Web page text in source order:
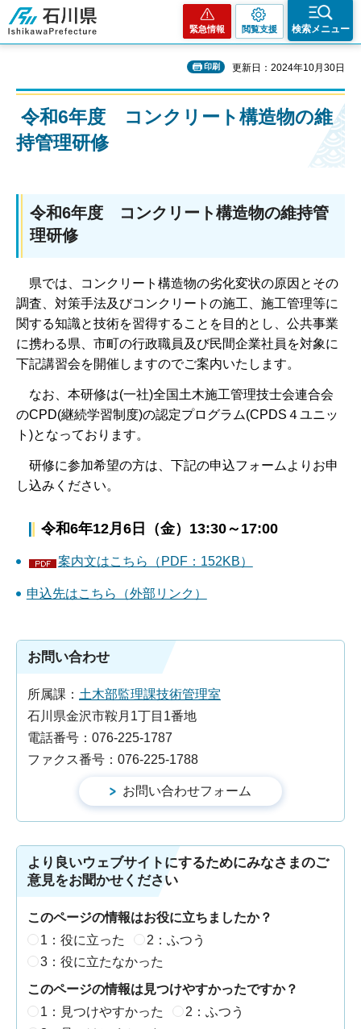
石川県
緊急情報 閲覧支援 検索メニュー
印刷 更新日：2024年10月30日
令和6年度 コンクリート構造物の維
持管理研修
令和6年度 コンクリート構造物の維持管
理研修
県では、コンクリート構造物の劣化変状の原因とその
調査、対策手法及びコンクリートの施工、施工管理等に
関する知識と技術を習得することを目的とし、公共事業
に携わる県、市町の行政職員及び民間企業社員を対象に
下記講習会を開催しますのでご案内いたします。
なお、本研修は(一社)全国土木施工管理技士会連合会
のCPD(継続学習制度)の認定プログラム(CPDS４ユニッ
ト)となっております。
研修に参加希望の方は、下記の申込フォームよりお申
し込みください。
令和6年12月6日（金）13:30～17:00
案内文はこちら（PDF：152KB）
申込先はこちら（外部リンク）
お問い合わせ
所属課： 土木部監理課技術管理室
石川県金沢市鞍月1丁目1番地
電話番号：076-225-1787
ファクス番号：076-225-1788
より良いウェブサイトにするためにみなさまのご
意見をお聞かせください
このページの情報はお役に立ちましたか？
1：役に立った
2：ふつう
3：役に立たなかった
このページの情報は見つけやすかったですか？
1：見つけやすかった
2：ふつう